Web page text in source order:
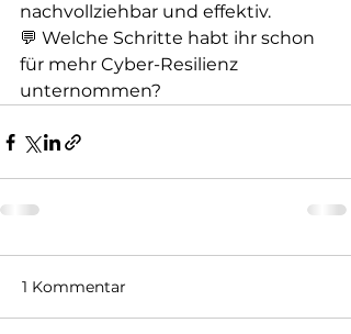
nachvollziehbar und effektiv.
💬 Welche Schritte habt ihr schon
für mehr Cyber-Resilienz
unternommen?
1 Kommentar